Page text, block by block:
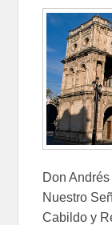
Don
Nuestro
Cabildo y